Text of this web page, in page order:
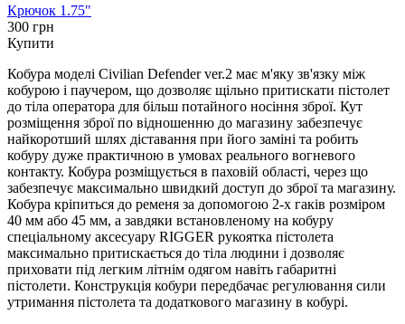
Крючок 1.75"
300 грн
Купити
Кобура моделі Civilian Defender ver.2 має м'яку зв'язку між
кобурою і паучером, що дозволяє щільно притискати пістолет
до тіла оператора для більш потайного носіння зброї. Кут
розміщення зброї по відношенню до магазину забезпечує
найкоротший шлях діставання при його заміні та робить
кобуру дуже практичною в умовах реального вогневого
контакту. Кобура розміщується в паховій області, через що
забезпечує максимально швидкий доступ до зброї та магазину.
Кобура кріпиться до ременя за допомогою 2-х гаків розміром
40 мм або 45 мм, а завдяки встановленому на кобуру
спеціальному аксесуару RIGGER рукоятка пістолета
максимально притискається до тіла людини і дозволяє
приховати під легким літнім одягом навіть габаритні
пістолети. Конструкція кобури передбачає регулювання сили
утримання пістолета та додаткового магазину в кобурі.